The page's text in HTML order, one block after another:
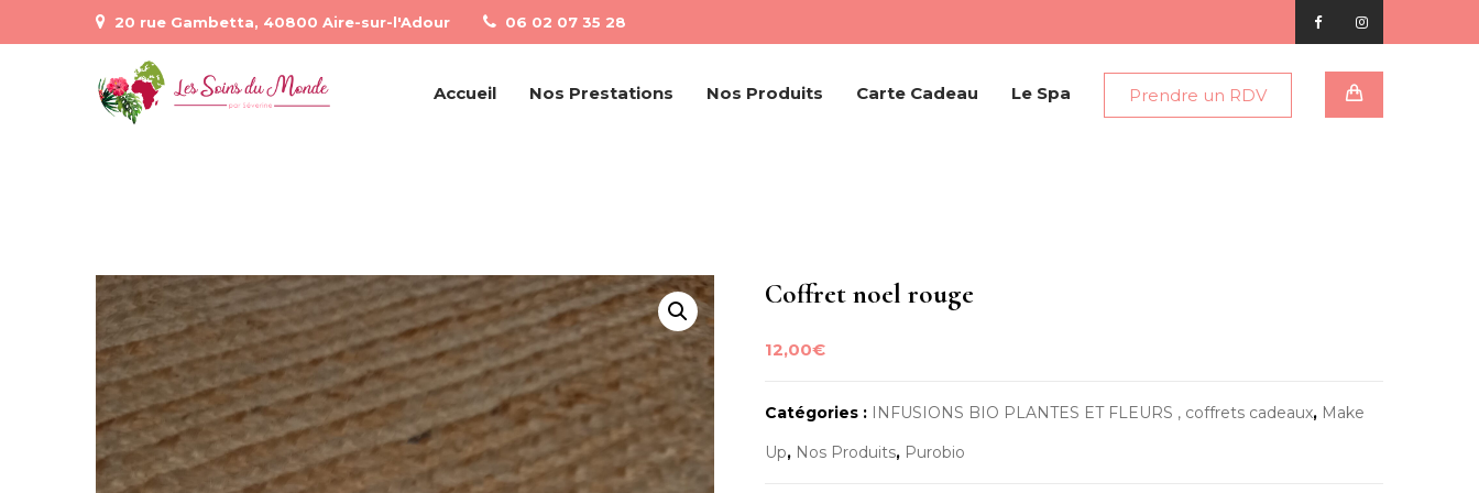
20 rue Gambetta, 40800 Aire-sur-l'Adour 06 02 07 35 28
Accueil Nos Prestations Nos Produits Carte Cadeau Le Spa Prendre un RDV
Coffret noel rouge
12,00€
Catégories : INFUSIONS BIO PLANTES ET FLEURS , coffrets cadeaux, Make
Up, Nos Produits, Purobio